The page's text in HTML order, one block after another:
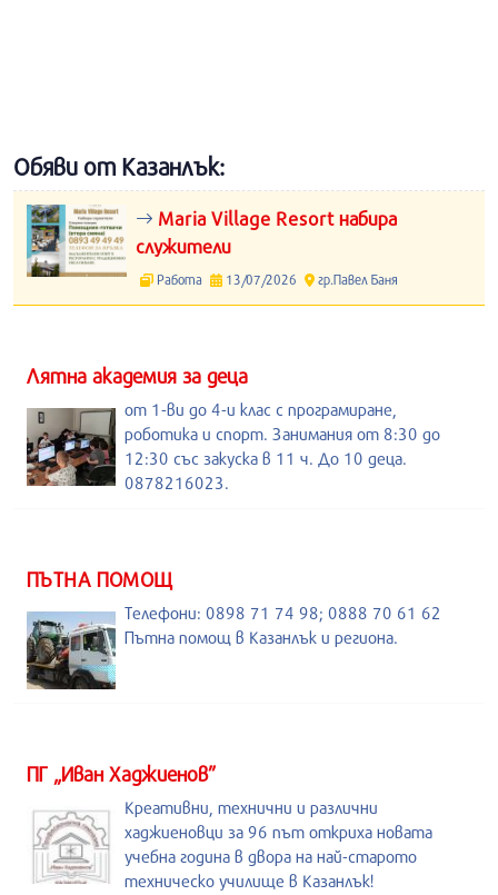
Обяви от Казанлък:
Maria Village Resort набира
служители
Работа 13/07/2026 гр.Павел Баня
Лятна академия за деца
от 1-ви до 4-и клас с програмиране,
роботика и спорт. Занимания от 8:30 до
12:30 със закуска в 11 ч. До 10 деца.
0878216023.
ПЪТНА ПОМОЩ
Телефони: 0898 71 74 98; 0888 70 61 62
Пътна помощ в Казанлък и региона.
ПГ „Иван Хаджиенов”
Креативни, технични и различни
хаджиеновци за 96 път откриха новата
учебна година в двора на най-старото
техническо училище в Казанлък!